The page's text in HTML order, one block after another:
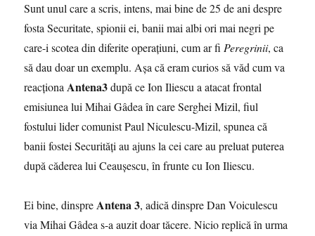
Sunt unul care a scris, intens, mai bine de 25 de ani despre
fosta Securitate, spionii ei, banii mai albi ori mai negri pe
care-i scotea din diferite operaţiuni, cum ar fi Peregrinii, ca
să dau doar un exemplu. Aşa că eram curios să văd cum va
reacţiona Antena3după ce Ion Iliescu a atacat frontal
emisiunea lui Mihai Gâdea în care Serghei Mizil, fiul
fostului lider comunist Paul Niculescu-Mizil, spunea că
banii fostei Securităţi au ajuns la cei care au preluat puterea
după căderea lui Ceauşescu, în frunte cu Ion Iliescu.
Ei bine, dinspreAntena 3, adică dinspre Dan Voiculescu
via Mihai Gâdea s-a auzit doar tăcere. Nicio replică în urma